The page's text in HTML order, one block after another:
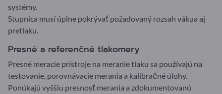
systémy.
Stupnica musí úplne pokrývať požadovaný rozsah vákua aj
pretlaku.
Presné a referenčné tlakomery
Presné meracie prístroje na meranie tlaku sa používajú na
testovanie, porovnávacie merania a kalibračné úlohy.
Ponúkajú vyššiu presnosť merania a zdokumentovanú